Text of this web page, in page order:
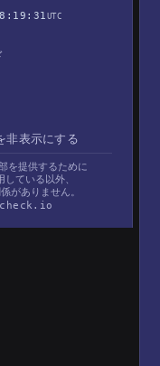
UTC
非表示にする
を提供するために
している以外、
がありません。